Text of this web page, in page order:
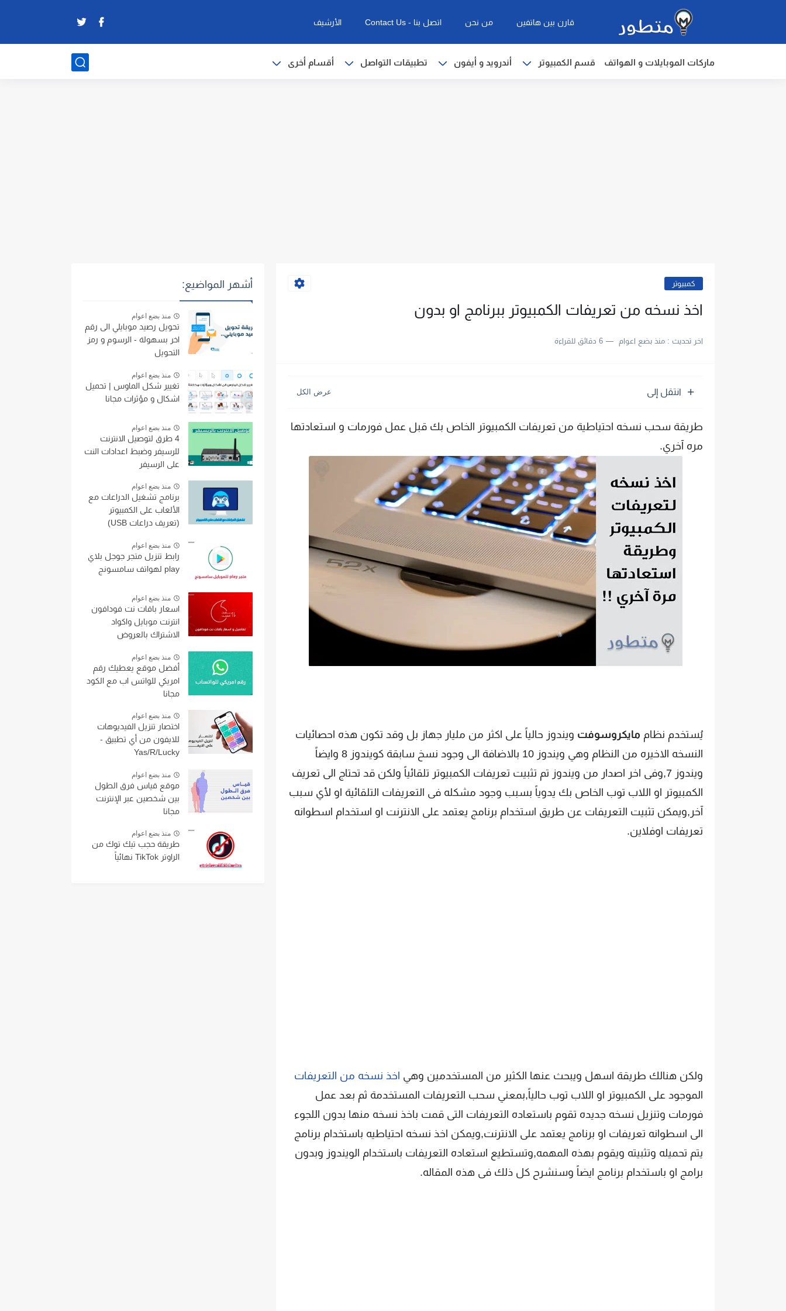
قارن بين هاتفين من نحن اتصل بنا - Contact Us الأرشيف
ماركات الموبايلات و الهواتف قسم الكمبيوتر أندرويد و أيفون تطبيقات التواصل أقسام أخرى
كمبيوتر
اخذ نسخه من تعريفات الكمبيوتر ببرنامج او بدون
اخر تحديث : منذ بضع اعوام 6 دقائق للقراءة
انتقل إلى
طريقة سحب نسخه احتياطية من تعريفات الكمبيوتر الخاص بك قبل عمل فورمات و استعادتها
مره آخري.
يُستخدم نظام مايكروسوفت ويندوز حالياً على اكثر من مليار جهاز بل وقد تكون هذه احصائيات
النسخه الاخيره من النظام وهي ويندوز 10 بالاضافة الى وجود نسخ سابقة كويندوز 8 وايضاً
ويندوز 7,وفى اخر اصدار من ويندوز تم تثبيت تعريفات الكمبيوتر تلقائياً ولكن قد تحتاج الى تعريف
الكمبيوتر او اللاب توب الخاص بك يدوياً بسبب وجود مشكله فى التعريفات التلقائية او لأي سبب
آخر,ويمكن تثبيت التعريفات عن طريق استخدام برنامج يعتمد على الانترنت او استخدام اسطوانه
تعريفات اوفلاين.
ولكن هنالك طريقة اسهل ويبحث عنها الكثير من المستخدمين وهي اخذ نسخه من التعريفات
الموجود على الكمبيوتر او اللاب توب حالياً,بمعني سحب التعريفات المستخدمة ثم بعد عمل
فورمات وتنزيل نسخه جديده تقوم باستعاده التعريفات التى قمت باخذ نسخه منها بدون اللجوء
الى اسطوانه تعريفات او برنامج يعتمد على الانترنت,ويمكن اخذ نسخه احتياطيه باستخدام برنامج
يتم تحميله وتثبيته ويقوم بهذه المهمه,وتستطيع استعاده التعريفات باستخدام الويندوز وبدون
برامج او باستخدام برنامج ايضاً وسنشرح كل ذلك فى هذه المقاله.
أشهر المواضيع:
منذ بضع اعوام
تحويل رصيد موبايلي الى رقم
اخر بسهولة - الرسوم و رمز
التحويل
منذ بضع اعوام
تغيير شكل الماوس | تحميل
اشكال و مؤثرات مجانا
منذ بضع اعوام
4 طرق لتوصيل الانترنت
للرسيفر وضبط اعدادات النت
على الرسيفر
منذ بضع اعوام
برنامج تشغيل الدراعات مع
الألعاب على الكمبيوتر
(تعريف دراعات USB)
منذ بضع اعوام
رابط تنزيل متجر جوجل بلاي
play لهواتف سامسونج
منذ بضع اعوام
اسعار باقات نت فودافون
انترنت موبايل واكواد
الاشتراك بالعروض
منذ بضع اعوام
أفضل موقع يعطيك رقم
امريكي للواتس اب مع الكود
مجانا
منذ بضع اعوام
اختصار تنزيل الفيديوهات
للايفون من أي تطبيق -
Yas/R/Lucky
منذ بضع اعوام
موقع قياس فرق الطول
بين شخصين عبر الإنترنت
مجانا
منذ بضع اعوام
طريقة حجب تيك توك من
الراوتر TikTok نهائياً